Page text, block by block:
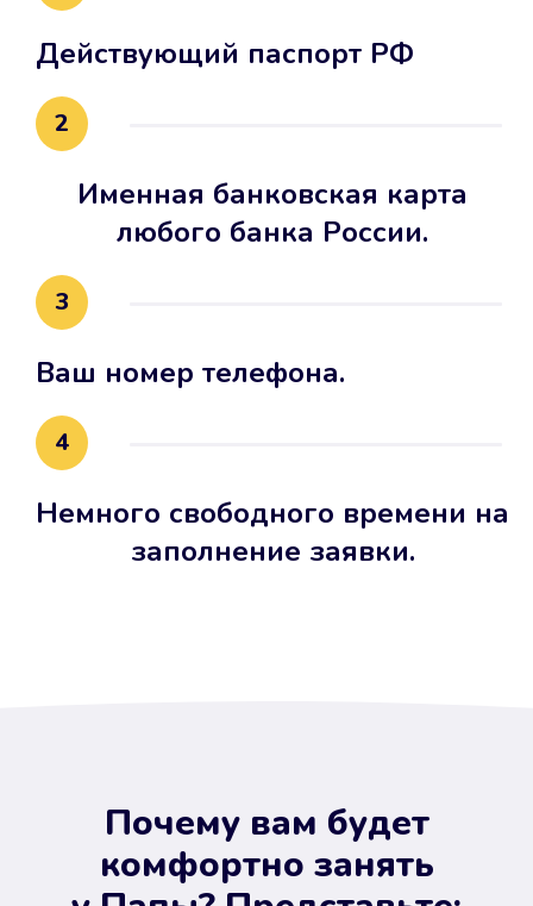
Действующий паспорт РФ
2
Именная банковская карта
любого банка России.
3
Ваш номер телефона.
4
Немного свободного времени на
заполнение заявки.
Почему вам будет
комфортно занять